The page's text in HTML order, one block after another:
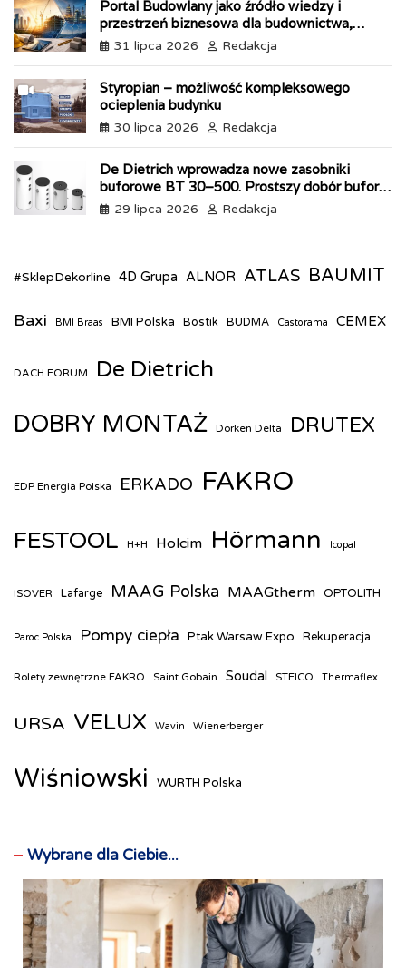
d
l
y
Portal Budowlany jako źródło wiedzy i
przestrzeń biznesowa dla budownictwa,
przemysłu i energetyki
31 lipca 2026 Redakcja
Styropian – możliwość kompleksowego
ocieplenia budynku
30 lipca 2026 Redakcja
De Dietrich wprowadza nowe zasobniki
buforowe BT 30–500. Prostszy dobór bufora
do pomp ciepła
29 lipca 2026 Redakcja
#SklepDekorline 4D Grupa ALNOR ATLAS BAUMIT
Baxi BMI Braas BMI Polska Bostik BUDMA Castorama CEMEX
DACH FORUM De Dietrich
DOBRY MONTAŻ Dorken Delta DRUTEX
EDP Energia Polska ERKADO FAKRO
FESTOOL H+H Holcim Hörmann Icopal
ISOVER Lafarge MAAG Polska MAAGtherm OPTOLITH
Paroc Polska Pompy ciepła Ptak Warsaw Expo Rekuperacja
Rolety zewnętrzne FAKRO Saint Gobain Soudal STEICO Thermaflex
URSA VELUX Wavin Wienerberger
Wiśniowski WURTH Polska
Wybrane dla Ciebie...